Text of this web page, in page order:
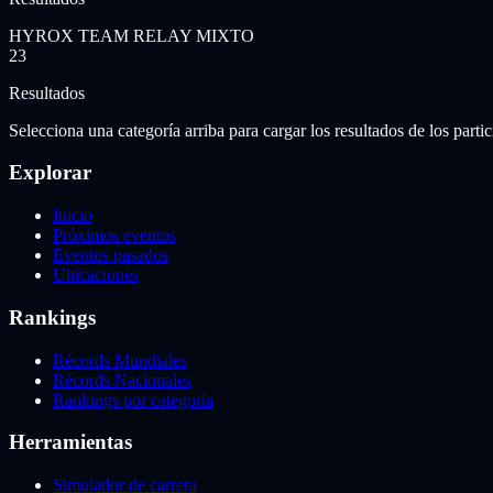
HYROX TEAM RELAY MIXTO
23
Resultados
Selecciona una categoría arriba para cargar los resultados de los
Explorar
Inicio
Próximos eventos
Eventos pasados
Ubicaciones
Rankings
Récords Mundiales
Récords Nacionales
Rankings por categoría
Herramientas
Simulador de carrera